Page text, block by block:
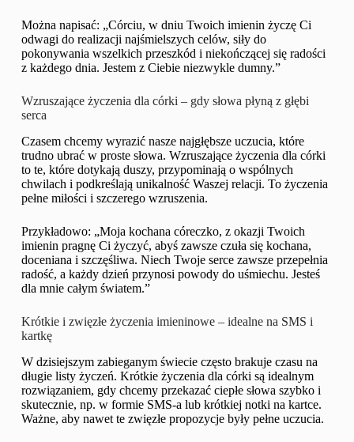
Można napisać: „Córciu, w dniu Twoich imienin życzę Ci
odwagi do realizacji najśmielszych celów, siły do
pokonywania wszelkich przeszkód i niekończącej się radości
z każdego dnia. Jestem z Ciebie niezwykle dumny.”
Wzruszające życzenia dla córki – gdy słowa płyną z głębi
serca
Czasem chcemy wyrazić nasze najgłębsze uczucia, które
trudno ubrać w proste słowa. Wzruszające życzenia dla córki
to te, które dotykają duszy, przypominają o wspólnych
chwilach i podkreślają unikalność Waszej relacji. To życzenia
pełne miłości i szczerego wzruszenia.
Przykładowo: „Moja kochana córeczko, z okazji Twoich
imienin pragnę Ci życzyć, abyś zawsze czuła się kochana,
doceniana i szczęśliwa. Niech Twoje serce zawsze przepełnia
radość, a każdy dzień przynosi powody do uśmiechu. Jesteś
dla mnie całym światem.”
Krótkie i zwięzłe życzenia imieninowe – idealne na SMS i
kartkę
W dzisiejszym zabieganym świecie często brakuje czasu na
długie listy życzeń. Krótkie życzenia dla córki są idealnym
rozwiązaniem, gdy chcemy przekazać ciepłe słowa szybko i
skutecznie, np. w formie SMS-a lub krótkiej notki na kartce.
Ważne, aby nawet te zwięzłe propozycje były pełne uczucia.